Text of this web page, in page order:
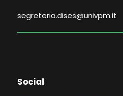
segreteria.dises@univpm.it
Social